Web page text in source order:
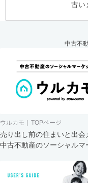
古い
中古不
ウルカモ｜TOPページ
売り出し前の住まいと出会
中古不動産のソーシャルマ